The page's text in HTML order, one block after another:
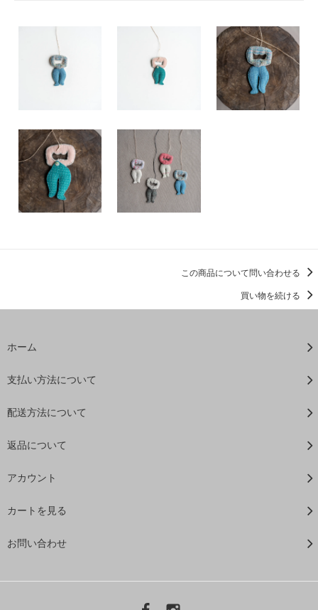
この商品について問い合わせる
買い物を続ける
ホーム
支払い方法について
配送方法について
返品について
アカウント
カートを見る
お問い合わせ